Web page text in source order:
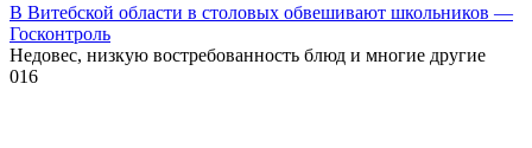
В Витебской области в столовых обвешивают школьников —
Госконтроль
Недовес, низкую востребованность блюд и многие другие
016